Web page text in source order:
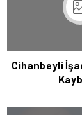
Cihanbeyli